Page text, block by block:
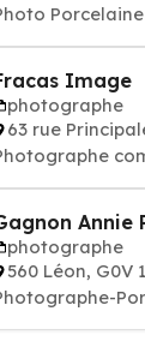
Image
photographe
63 rue
Annie
photographe
560 Léon, G0V